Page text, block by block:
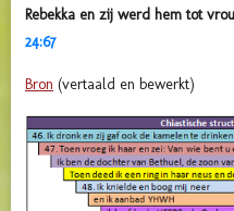
Rebekka en zij werd hem tot
24:67
Bron (vertaald en bewerkt)